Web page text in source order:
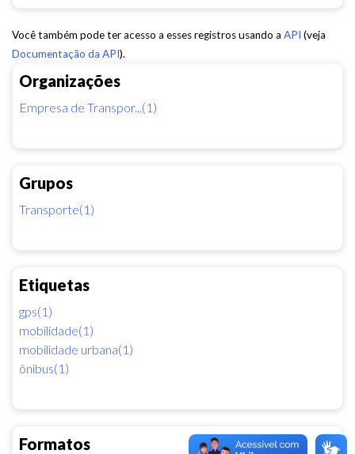
Organizações
Empresa de Transpor...(1)
Grupos
Transporte(1)
Etiquetas
gps(1)
mobilidade(1)
mobilidade urbana(1)
ônibus(1)
Formatos
Você também pode ter acesso a esses registros usando a API (veja
Documentação da API).